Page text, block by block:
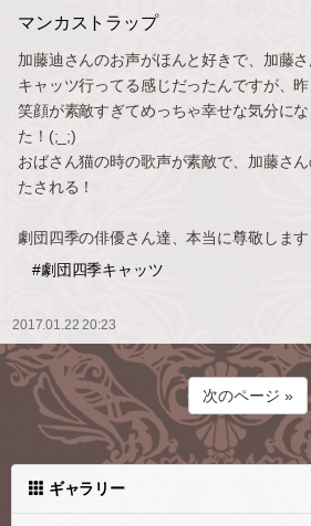
マンカストラップ
加藤迪さんのお声がほんと好きで、加藤
キャッツ行ってる感じだったんですが、
笑顔が素敵すぎてめっちゃ幸せな気分に
た！(;_;)
おばさん猫の時の歌声が素敵で、加藤さ
たされる！
劇団四季の俳優さん達、本当に尊敬します
#劇団四季キャッツ
2017.01.22 20:23
次のページ »
ギャラリー